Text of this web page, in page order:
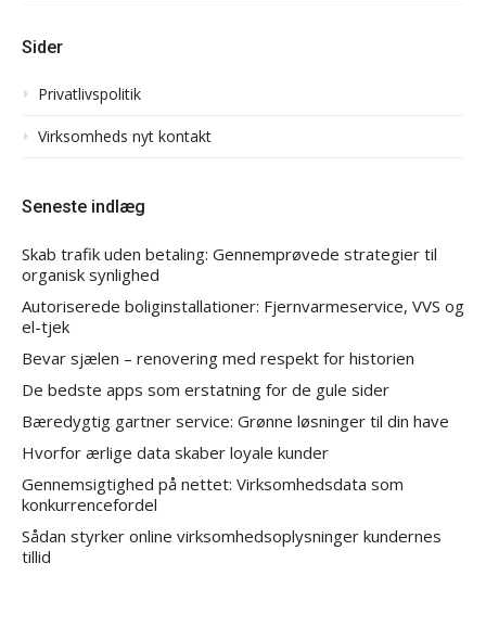
Sider
Privatlivspolitik
Virksomheds nyt kontakt
Seneste indlæg
Skab trafik uden betaling: Gennemprøvede strategier til
organisk synlighed
Autoriserede boliginstallationer: Fjernvarmeservice, VVS og
el-tjek
Bevar sjælen – renovering med respekt for historien
De bedste apps som erstatning for de gule sider
Bæredygtig gartner service: Grønne løsninger til din have
Hvorfor ærlige data skaber loyale kunder
Gennemsigtighed på nettet: Virksomhedsdata som
konkurrencefordel
Sådan styrker online virksomhedsoplysninger kundernes
tillid